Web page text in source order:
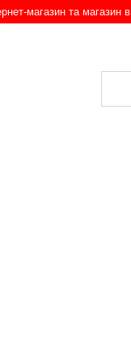
магазин та